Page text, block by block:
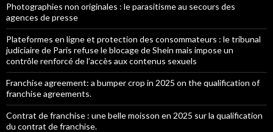
Photographies non originales : le parasitisme au secours des
agences de presse
Plateformes en ligne et protection des consommateurs : le tribunal
judiciaire de Paris refuse le blocage de Shein mais impose un
contrôle renforcé de l’accès aux contenus sexuels
Franchise agreement: a bumper crop in 2025 on the qualification of
franchise agreements.
Contrat de franchise : une belle moisson en 2025 sur la qualification
du contrat de franchise.